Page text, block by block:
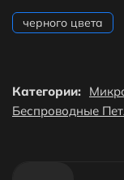
черного цвета
Категории:
Беспроводные